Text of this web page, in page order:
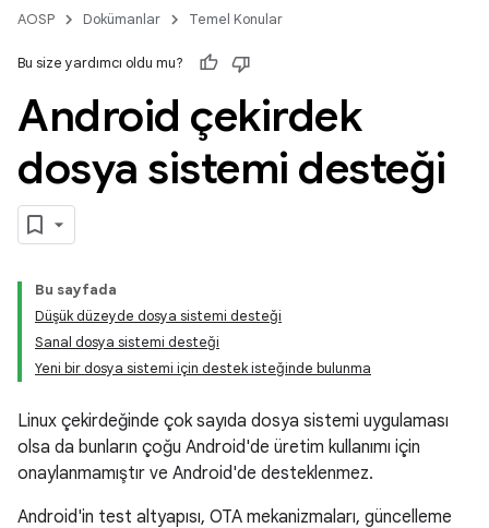
AOSP Dokümanlar Temel Konular
Bu size yardımcı oldu mu?
Android çekirdek
dosya sistemi desteği
Bu sayfada
Düşük düzeyde dosya sistemi desteği
Sanal dosya sistemi desteği
Yeni bir dosya sistemi için destek isteğinde bulunma
Linux çekirdeğinde çok sayıda dosya sistemi uygulaması
olsa da bunların çoğu Android'de üretim kullanımı için
onaylanmamıştır ve Android'de desteklenmez.
Android'in test altyapısı, OTA mekanizmaları, güncelleme